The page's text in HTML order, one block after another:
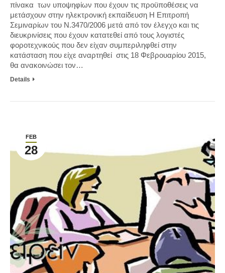
πίνακα των υποψηφίων που έχουν τις προϋποθέσεις να
μετάσχουν στην ηλεκτρονική εκπαίδευση Η Επιτροπή
Σεμιναρίων του Ν.3470/2006 μετά από τον έλεγχο και τις
διευκρινίσεις που έχουν κατατεθεί από τους λογιστές
φοροτεχνικούς που δεν είχαν συμπεριληφθεί στην
κατάσταση που είχε αναρτηθεί στις 18 Φεβρουαρίου 2015,
θα ανακοινώσει τον…
Details
FEB
28